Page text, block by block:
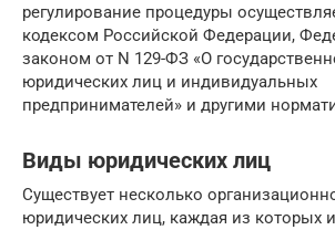
регулирование процедуры
кодексом Российской Федерации,
законом от N 129-ФЗ «О
юридических лиц и индивидуальных
предпринимателей» и другими
Виды юридических лиц
Существует несколько
юридических лиц, каждая из которых